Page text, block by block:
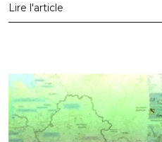
Lire l'article